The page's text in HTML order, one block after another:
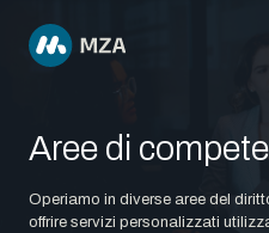
Aree di
Operiamo in diverse aree del
offrire servizi personalizzati